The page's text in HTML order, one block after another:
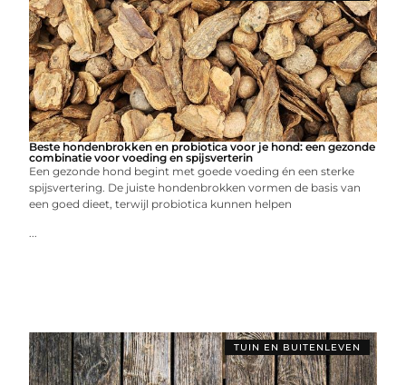
Beste hondenbrokken en probiotica voor je hond: een gezonde
combinatie voor voeding en spijsverterin
Een gezonde hond begint met goede voeding én een sterke
spijsvertering. De juiste hondenbrokken vormen de basis van
een goed dieet, terwijl probiotica kunnen helpen
...
TUIN EN BUITENLEVEN